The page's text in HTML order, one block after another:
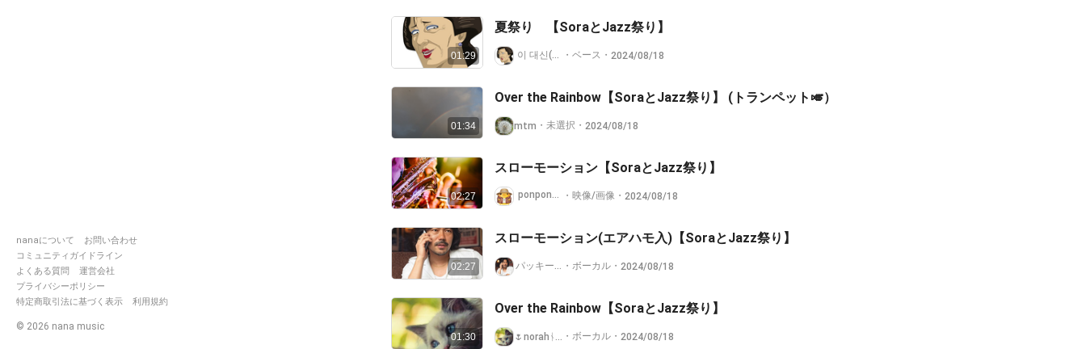
nanaについて
お問い合わせ
コミュニティガイドライン
よくある質問
運営会社
プライバシーポリシー
特定商取引法に基づく表示
利用規約
© 2026 nana music
01:29
夏祭り 【SoraとJazz祭り】
이 대신(李・代身)い.でしん
・ ベース ・ 2024/08/18
01:34
Over the Rainbow【SoraとJazz祭り】 (トランペット🎺）
mtm ・ 未選択 ・ 2024/08/18
02:27
スローモーション【SoraとJazz祭り】
ponpon😉猛暑日が✋🎵
・ 映像/画像 ・ 2024/08/18
02:27
スローモーション(エアハモ入)【SoraとJazz祭り】
パッキー@お返事遅延💦(プロフにコラボ特に楽器募集中)
・ ボーカル ・ 2024/08/18
01:30
Over the Rainbow【SoraとJazz祭り】
🌷norahᚾᛟᚱᚪᚺ🌷
・ ボーカル ・ 2024/08/18